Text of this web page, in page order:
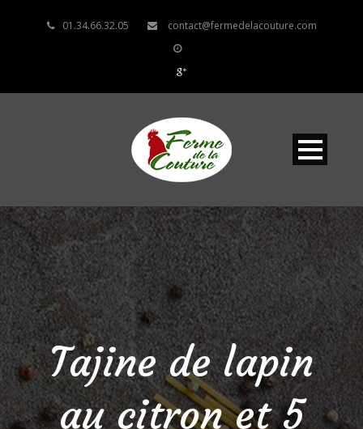
01.34.66.32.05 contact@fermedelacouture.com
Tajine de lapin
au citron et 5